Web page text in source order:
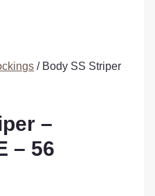
/ Body SS Striper
–
– 56